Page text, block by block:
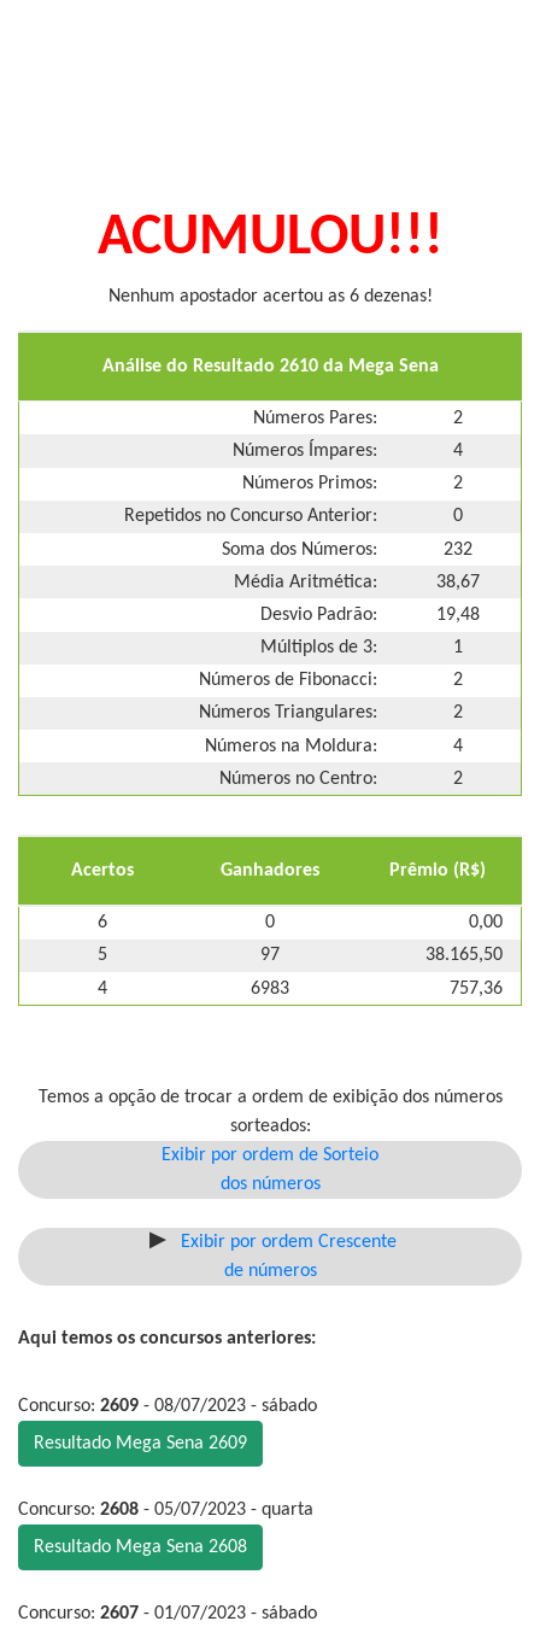
ACUMULOU!!!
Nenhum apostador acertou as 6 dezenas!
Análise do Resultado 2610 da Mega Sena
Números Pares:
2
Números Ímpares:
4
Números Primos:
2
Repetidos no Concurso Anterior:
0
Soma dos Números:
232
Média Aritmética:
38,67
Desvio Padrão:
19,48
Múltiplos de 3:
1
Números de Fibonacci:
2
Números Triangulares:
2
Números na Moldura:
4
Números no Centro:
2
Acertos Ganhadores Prêmio (R$)
6 0
0,00
5
97
38.165,50
4
6983 757,36
Temos a opção de trocar a ordem de exibição dos números
sorteados:
Exibir por ordem de Sorteio
dos números
Exibir por ordem Crescente
de números
Aqui temos os concursos anteriores:
Concurso: 2609 - 08/07/2023 - sábado
Resultado Mega Sena 2609
Concurso: 2608 - 05/07/2023 - quarta
Resultado Mega Sena 2608
Concurso: 2607 - 01/07/2023 - sábado